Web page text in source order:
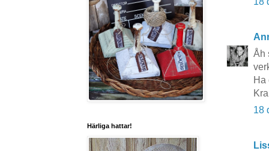
Åh
Ha
18
Härliga hattar!